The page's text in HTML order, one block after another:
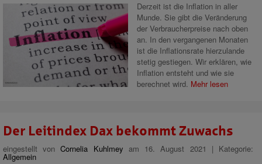
Derzeit ist die Inflation in aller
Munde. Sie gibt die Veränderung
der Verbraucherpreise nach oben
an. In den vergangenen Monaten
ist die Inflationsrate hierzulande
stetig gestiegen. Wir erklären, wie
Inflation entsteht und wie sie
berechnet wird. Mehr lesen
Der Leitindex Dax bekommt Zuwachs
eingestellt vonCornelia Kuhlmey am 16. August 2021 | Kategorie:
Allgemein